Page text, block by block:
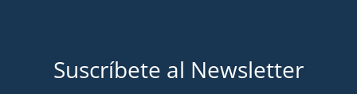
Suscríbete al Newsletter